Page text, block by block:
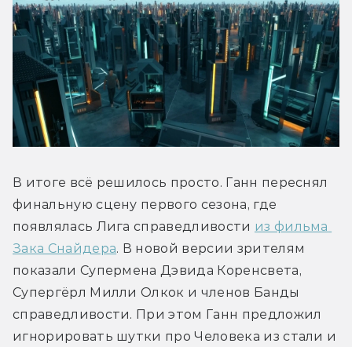
В итоге всё решилось просто. Ганн переснял
финальную сцену первого сезона, где
появлялась Лига справедливости из фильма
Зака Снайдера. В новой версии зрителям
показали Супермена Дэвида Коренсвета,
Супергёрл Милли Олкок и членов Банды
справедливости. При этом Ганн предложил
игнорировать шутки про Человека из стали и